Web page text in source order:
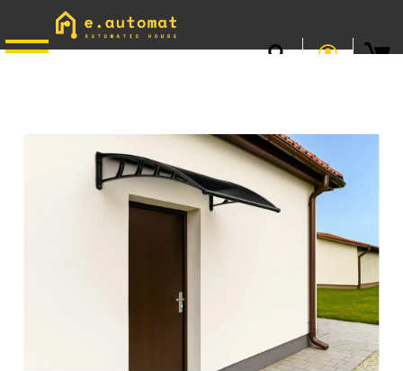
📞0746.301.381· L–V 9–17 · Livrare gratuită peste 500 lei